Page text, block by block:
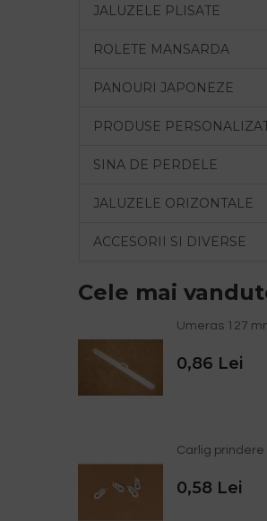
JALUZELE PLISATE
ROLETE MANSARDA
PANOURI JAPONEZE
PRODUSE
SINA DE PERDELE
JALUZELE ORIZONTALE
ACCESORII SI DIVERSE
Cele mai
Umeras 127
0,86 Lei
Carlig
0,58 Lei